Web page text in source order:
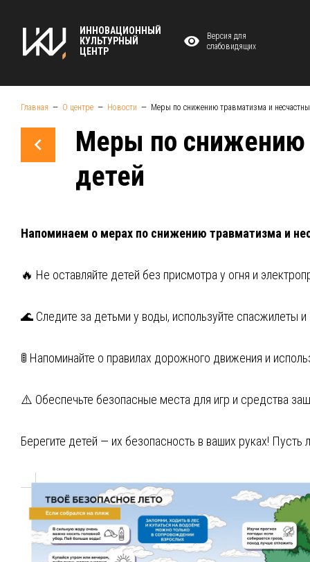
ИННОВАЦИОННЫЙ
КУЛЬТУРНЫЙ
ЦЕНТР
Версия для
слабовидящих
Главная О центре Новости Меры по снижению травматизма и
Меры по снижению
детей
Напоминаем о мерах по снижению травматизма и
🔥 Не оставляйте детей без присмотра у огня и
🌊 Следите за детьми у воды, используйте спасжилеты
🚦 Напоминайте о правилах дорожного движения и
⚠️ Обеспечьте безопасные места для игр и средства
Берегите детей — их безопасность в ваших руках!